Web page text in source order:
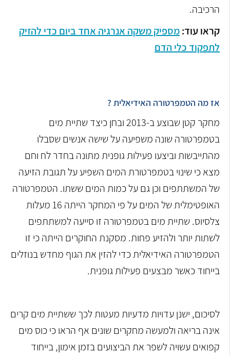
הרכיבה.
קראו עוד:מספיק משקה אנרגיה אחד ביום כדי להזיק
לתפקוד כלי הדם
אז מה הטמפרטורה האידיאלית ?
מחקר קטן שבוצע ב-2013 ובחן כיצד שתיית מים
בטמפרטורה שונה משפיעה על שישה אנשים שסבלו
מהתייבשות וביצעו פעילות גופנית מתונה בחדר לח וחם
מצא כי שינוי בטמפרטורת המים השפיע על תגובת הזיעה
של המשתתפים וכן גם על כמות המים ששתו. הטמפרטורה
האופטימלית של המים על פי המחקר הייתה 16 מעלות
צלסיוס. שתיית מים בטמפרטורה זו סייעה למשתתפים
לשתות יותר ולהזיע פחות. מסקנת החוקרים הייתה כי זו
הטמפרטורה האידיאלית כדי להזין את הגוף מחדש בנוזלים
בייחוד כאשר מבצעים פעילות גופנית.
לסיכום, ישנן עדויות מדעיות מעטות לכך ששתיית מים קרים
אינה בריאה ולמעשה מחקרים שונים אף הראו כי כוס מים
קפואים עשויה לשפר את הביצועים בזמן אימון, בייחוד